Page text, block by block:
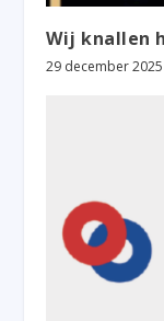
Wij knallen
29 december 2025